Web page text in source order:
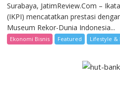
Surabaya, JatimReview.Com –
(IKPI) mencatatkan prestasi
Museum Rekor-Dunia Indonesia...
Ekonomi Bisnis Featured Lifestyle &